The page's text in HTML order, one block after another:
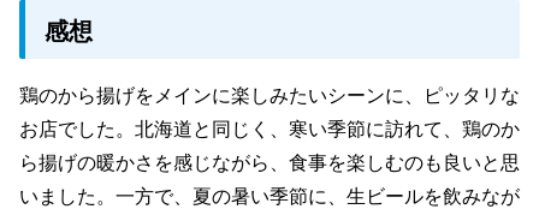
感想
鶏のから揚げをメインに楽しみたいシーンに、ピッタリな
お店でした。北海道と同じく、寒い季節に訪れて、鶏のか
ら揚げの暖かさを感じながら、食事を楽しむのも良いと思
いました。一方で、夏の暑い季節に、生ビールを飲みなが